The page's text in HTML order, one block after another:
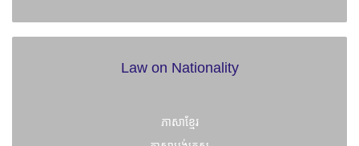
Law on Nationality
ភាសាខ្មែរ